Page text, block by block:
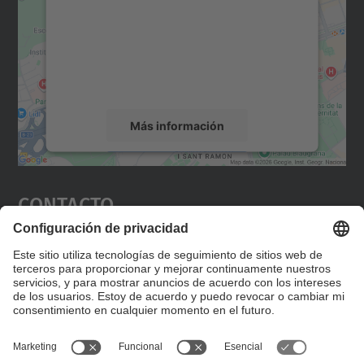
Más información
Aceptar
powered by
Contacto
Editad en la página "Contacto personalizado", que
encontraréis en la raíz de español, vuestros datos
personalizados de contacto.
Formulario de contacto